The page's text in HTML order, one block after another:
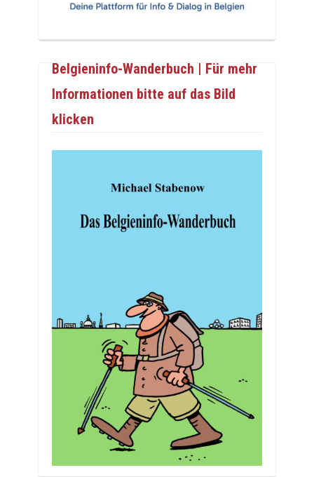
Belgieninfo-Wanderbuch | Für mehr
Informationen bitte auf das Bild
klicken